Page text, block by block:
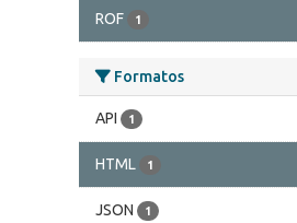
ROF 1
Formatos
API 1
HTML 1
JSON 1